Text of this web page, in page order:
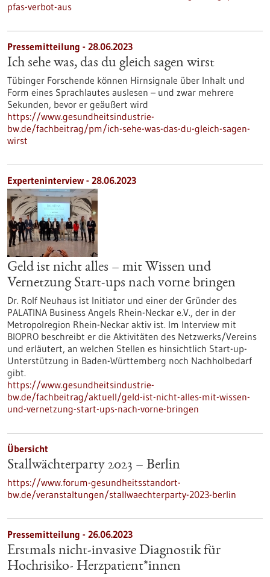
pfas-verbot-aus
Pressemitteilung - 28.06.2023
Ich sehe was, das du gleich sagen wirst
Tübinger Forschende können Hirnsignale über Inhalt und
Form eines Sprachlautes auslesen – und zwar mehrere
Sekunden, bevor er geäußert wird
https://www.gesundheitsindustrie-
bw.de/fachbeitrag/pm/ich-sehe-was-das-du-gleich-sagen-
wirst
Experteninterview - 28.06.2023
Geld ist nicht alles – mit Wissen und
Vernetzung Start-ups nach vorne bringen
Dr. Rolf Neuhaus ist Initiator und einer der Gründer des
PALATINA Business Angels Rhein-Neckar e.V., der in der
Metropolregion Rhein-Neckar aktiv ist. Im Interview mit
BIOPRO beschreibt er die Aktivitäten des Netzwerks/Vereins
und erläutert, an welchen Stellen es hinsichtlich Start-up-
Unterstützung in Baden-Württemberg noch Nachholbedarf
gibt.
https://www.gesundheitsindustrie-
bw.de/fachbeitrag/aktuell/geld-ist-nicht-alles-mit-wissen-
und-vernetzung-start-ups-nach-vorne-bringen
Übersicht
Stallwächterparty 2023 – Berlin
https://www.forum-gesundheitsstandort-
bw.de/veranstaltungen/stallwaechterparty-2023-berlin
Pressemitteilung - 26.06.2023
Erstmals nicht-invasive Diagnostik für
Hochrisiko- Herzpatient*innen